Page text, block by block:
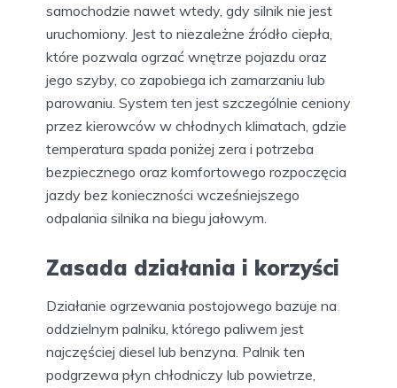
samochodzie nawet wtedy, gdy silnik nie jest
uruchomiony. Jest to niezależne źródło ciepła,
które pozwala ogrzać wnętrze pojazdu oraz
jego szyby, co zapobiega ich zamarzaniu lub
parowaniu. System ten jest szczególnie ceniony
przez kierowców w chłodnych klimatach, gdzie
temperatura spada poniżej zera i potrzeba
bezpiecznego oraz komfortowego rozpoczęcia
jazdy bez konieczności wcześniejszego
odpalania silnika na biegu jałowym.
Zasada działania i korzyści
Działanie ogrzewania postojowego bazuje na
oddzielnym palniku, którego paliwem jest
najczęściej diesel lub benzyna. Palnik ten
podgrzewa płyn chłodniczy lub powietrze,